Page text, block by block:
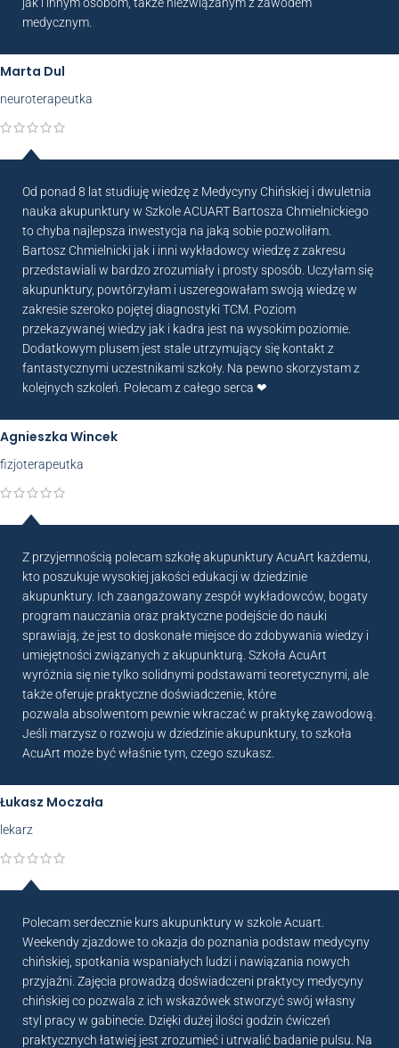
medycznym.
Marta Dul
neuroterapeutka
Od ponad 8 lat studiuję wiedzę z Medycyny Chińskiej i dwuletnia
nauka akupunktury w Szkole ACUART Bartosza Chmielnickiego
to chyba najlepsza inwestycja na jaką sobie pozwoliłam.
Bartosz Chmielnicki jak i inni wykładowcy wiedzę z zakresu
przedstawiali w bardzo zrozumiały i prosty sposób. Uczyłam się
akupunktury, powtórzyłam i uszeregowałam swoją wiedzę w
zakresie szeroko pojętej diagnostyki TCM. Poziom
przekazywanej wiedzy jak i kadra jest na wysokim poziomie.
Dodatkowym plusem jest stale utrzymujący się kontakt z
fantastycznymi uczestnikami szkoły. Na pewno skorzystam z
kolejnych szkoleń. Polecam z całego serca ❤
Agnieszka Wincek
fizjoterapeutka
Z przyjemnością polecam szkołę akupunktury AcuArt każdemu,
kto poszukuje wysokiej jakości edukacji w dziedzinie
akupunktury. Ich zaangażowany zespół wykładowców, bogaty
program nauczania oraz praktyczne podejście do nauki
sprawiają, że jest to doskonałe miejsce do zdobywania wiedzy i
umiejętności związanych z akupunkturą. Szkoła AcuArt
wyróżnia się nie tylko solidnymi podstawami teoretycznymi, ale
także oferuje praktyczne doświadczenie, które
pozwala absolwentom pewnie wkraczać w praktykę zawodową.
Jeśli marzysz o rozwoju w dziedzinie akupunktury, to szkoła
AcuArt może być właśnie tym, czego szukasz.
Łukasz Moczała
lekarz
Polecam serdecznie kurs akupunktury w szkole Acuart.
Weekendy zjazdowe to okazja do poznania podstaw medycyny
chińskiej, spotkania wspaniałych ludzi i nawiązania nowych
przyjaźni. Zajęcia prowadzą doświadczeni praktycy medycyny
chińskiej co pozwala z ich wskazówek stworzyć swój własny
styl pracy w gabinecie. Dzięki dużej ilości godzin ćwiczeń
praktycznych łatwiej jest zrozumieć i utrwalić badanie pulsu. Na